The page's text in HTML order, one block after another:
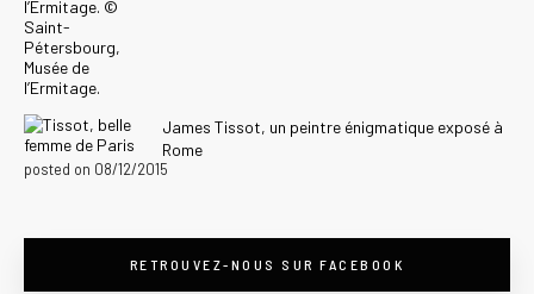
James Tissot, un peintre énigmatique exposé à
Rome
posted on 08/12/2015
RETROUVEZ-NOUS SUR FACEBOOK